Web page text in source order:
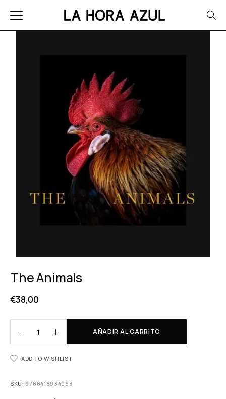
The Animals
€38,00
AÑADIR AL CARRITO
ADD TO WISHLIST
SKU: 9788418934063